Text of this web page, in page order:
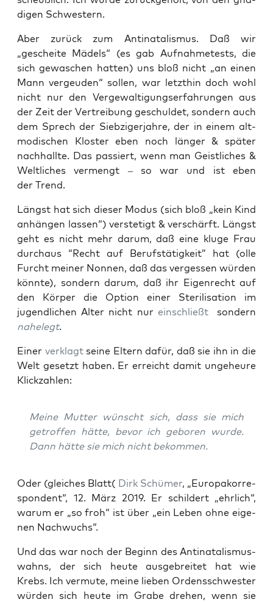
di­gen Schwestern.
Aber zurück zum Anti­na­ta­lis­mus. Daß wir
„geschei­te Mädels“ (es gab Auf­nah­me­tests, die
sich gewa­schen hat­ten) uns bloß nicht „an einen
Mann ver­geu­den“ sol­len, war letzt­hin doch wohl
nicht nur den Ver­ge­wal­ti­gungs­er­fah­run­gen aus
der Zeit der Ver­trei­bung geschul­det, son­dern auch
dem Sprech der Sieb­zi­ger­jah­re, der in einem alt­
mo­di­schen Klos­ter eben noch län­ger & spä­ter
nach­hall­te. Das pas­siert, wenn man Geist­li­ches &
Welt­li­ches ver­mengt – so war und ist eben
der Trend.
Längst hat sich die­ser Modus (sich bloß „kein Kind
anhän­gen las­sen“) ver­ste­tigt & ver­schärft. Längst
geht es nicht mehr dar­um, daß eine klu­ge Frau
durch­aus “Recht auf Berufs­tä­tig­keit” hat (olle
Furcht mei­ner Non­nen, daß das ver­ges­sen wür­den
könn­te), son­dern dar­um, daß ihr Eigen­recht auf
den Kör­per die Opti­on einer Ste­ri­li­sa­ti­on im
jugend­li­chen Alter nicht nur ein­schließtson­dern
nahe­legt.
Einer ver­klagt sei­ne Eltern dafür, daß sie ihn in die
Welt gesetzt haben. Er erreicht damit unge­heu­re
Klickzahlen:
Mei­ne Mut­ter wünscht sich, dass sie mich
getrof­fen hät­te, bevor ich gebo­ren wur­de.
Dann hät­te sie mich nicht bekommen.
Oder (glei­ches Blatt( Dirk Schü­mer, „Euro­pa­kor­re­
spon­dent“, 12. März 2019. Er schil­dert „ehr­lich“,
war­um er „so froh“ ist über „ein Leben ohne eige­
nen Nachwuchs“.
Und das war noch der Beginn des Anti­na­ta­lis­mus­
wahns, der sich heu­te aus­ge­brei­tet hat wie
Krebs. Ich ver­mu­te, mei­ne lie­ben Ordens­schwes­ter
wür­den sich heu­te im Gra­be dre­hen, wenn sie